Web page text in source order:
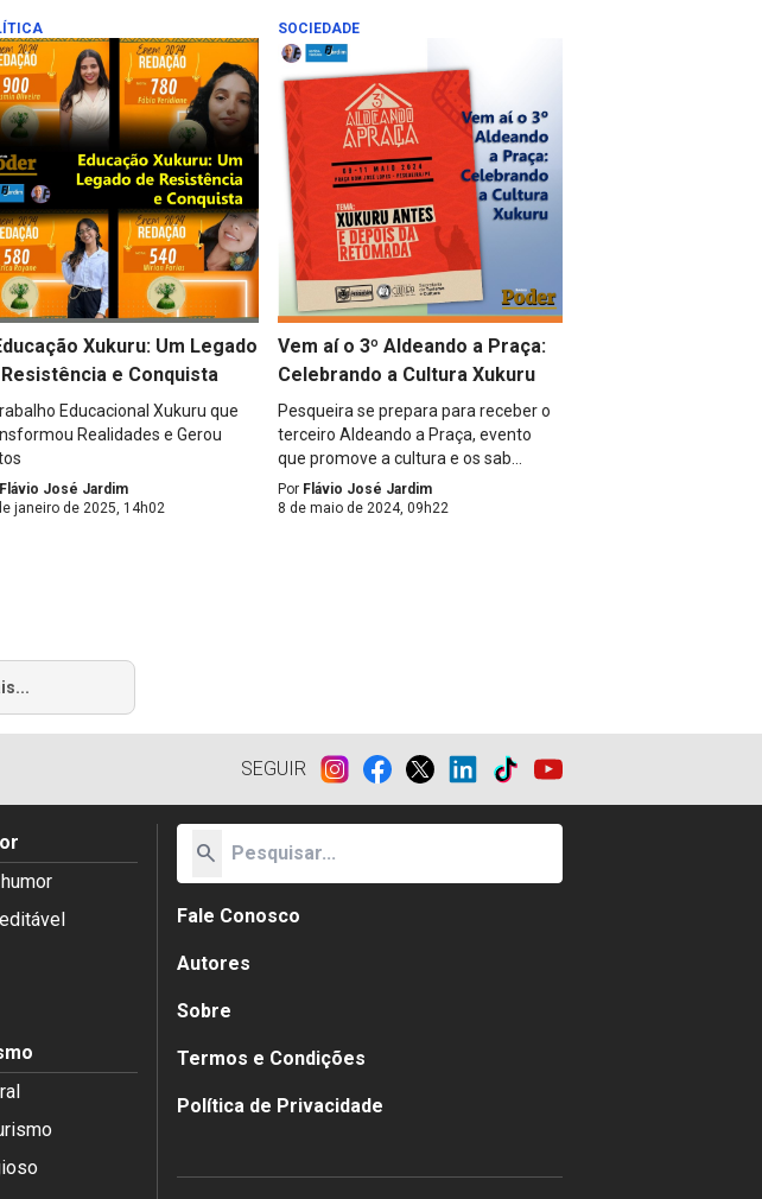
Xukuru: Um Legado
e Conquista
Educacional Xukuru que
Realidades e Gerou
Flávio José Jardim
janeiro de 2025, 14h02
SOCIEDADE
Vem aí o 3º Aldeando a Praça:
Celebrando a Cultura Xukuru
Pesqueira se prepara para receber o
terceiro Aldeando a Praça, evento
que promove a cultura e os sab...
Por Flávio José Jardim
8 de maio de 2024, 09h22
SEGUIR
search
Fale Conosco
Autores
Sobre
Termos e Condições
Política de Privacidade